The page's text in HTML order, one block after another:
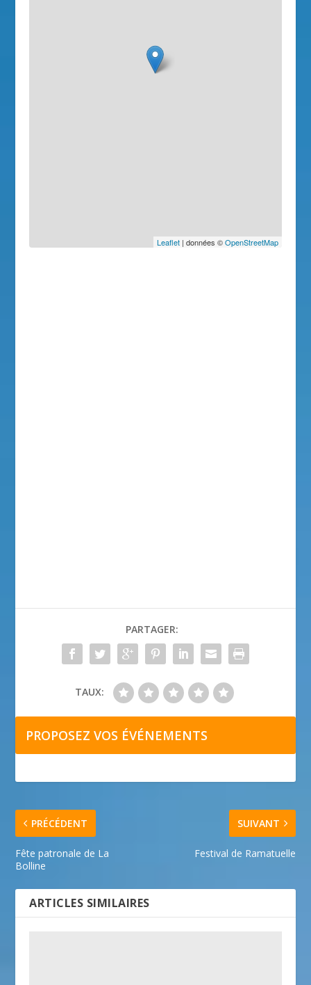
Leaflet| données ©OpenStreetMap
PARTAGER:
TAUX:
PROPOSEZ VOS ÉVÉNEMENTS
PRÉCÉDENT
Fête patronale de La
Bolline
SUIVANT
Festival de Ramatuelle
ARTICLES SIMILAIRES